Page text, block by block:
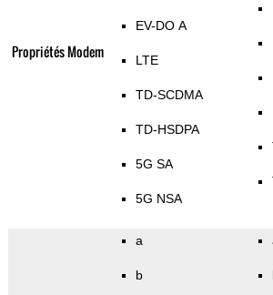
Propriétés Modem
EV-DO A
LTE
TD-SCDMA
TD-HSDPA
5G SA
5G NSA
a
b